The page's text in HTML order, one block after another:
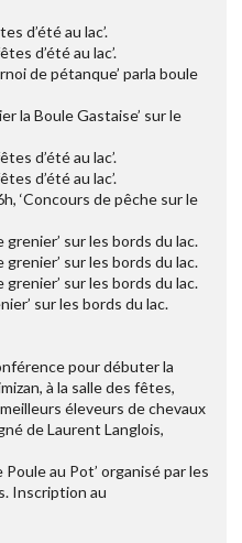
d’été au lac’.
d’été au lac’.
de pétanque’ parla boule
la Boule Gastaise’ sur le
d’été au lac’.
d’été au lac’.
‘Concours de pêche sur le
sur les bords du lac.
sur les bords du lac.
sur les bords du lac.
sur les bords du lac.
pour débuter la
à la salle des fêtes,
éleveurs de chevaux
de Laurent Langlois,
Poule au Pot’ organisé par les
Inscription au